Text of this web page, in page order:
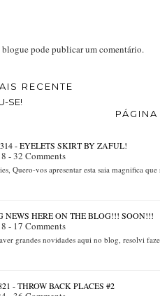
blogue pode publicar um comentário.
RECENTE
SE!
PÁGINA
- EYELETS SKIRT BY ZAFUL!
- 32 Comments
Quero-vos apresentar esta saia magnifica
NEWS HERE ON THE BLOG!!! SOON!!!
- 17 Comments
grandes novidades aqui no blog, resolvi
- THROW BACK PLACES #2